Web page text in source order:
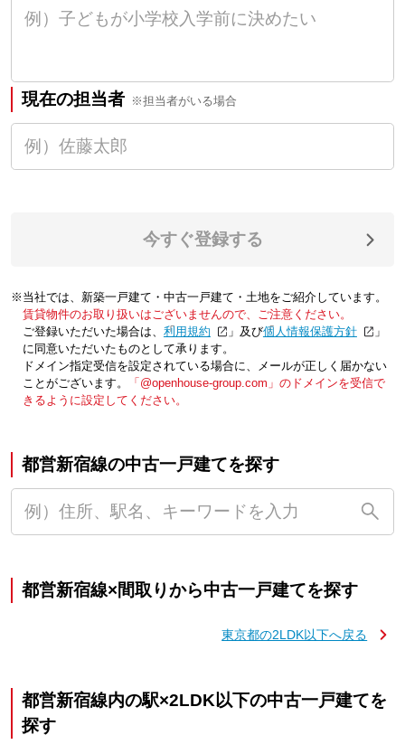
現在の担当者 ※担当者がいる場合
今すぐ登録する
※当社では、新築一戸建て・中古一戸建て・土地をご紹介しています。
賃貸物件のお取り扱いはございませんので、ご注意ください。
ご登録いただいた場合は、「利用規約 」及び「個人情報保護方針
」
に同意いただいたものとして承ります。
ドメイン指定受信を設定されている場合に、メールが正しく届かない
ことがございます。
「@openhouse-group.com」のドメインを受信で
きるように設定してください。
都営新宿線の中古一戸建てを探す
都営新宿線×間取りから中古一戸建てを探す
東京都の2LDK以下へ戻る
都営新宿線内の駅×2LDK以下の中古一戸建てを
探す